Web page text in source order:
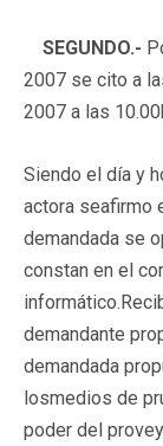
SEGUNDO.-
2007 se cito a
2007 a las
Siendo el día y
actora seafirmo
demandada se
constan en el
demandante
demandada
losmedios de
poder del